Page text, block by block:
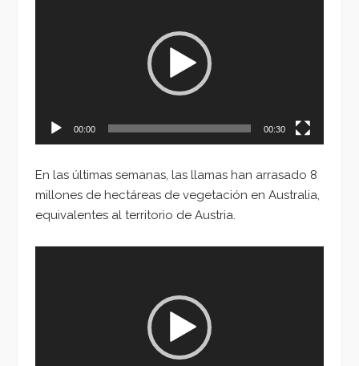
00:00 00:30
En las últimas semanas, las llamas han arrasado 8
millones de hectáreas de vegetación en Australia,
equivalentes al territorio de Austria.